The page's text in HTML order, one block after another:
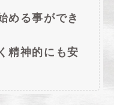
める事ができ
精神的にも安